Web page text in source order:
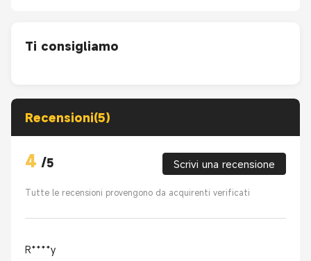
Ti consigliamo
Recensioni(5)
4 /5 Scrivi una recensione
Tutte le recensioni provengono da acquirenti verificati
R****y